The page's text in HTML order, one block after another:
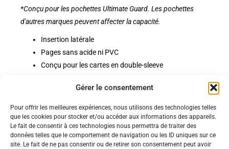
Gérer le consentement
Pour offrir les meilleures expériences, nous utilisons des technologies telles
que les cookies pour stocker et/ou accéder aux informations des appareils.
Le fait de consentir à ces technologies nous permettra de traiter des
données telles que le comportement de navigation ou les ID uniques sur ce
site. Le fait de ne pas consentir ou de retirer son consentement peut avoir
*Conçu pour les pochettes Ultimate Guard. Les pochettes
d'autres marques peuvent affecter la capacité.
Insertion latérale
Pages sans acide ni PVC
Conçu pour les cartes en double-sleeve
Nos pages
Nos évènements
Politiques
Politique de confidentialité